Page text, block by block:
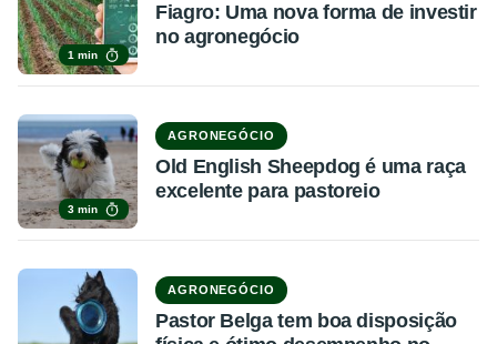
1 min
Fiagro: Uma nova forma de investir
no agronegócio
3 min
AGRONEGÓCIO
Old English Sheepdog é uma raça
excelente para pastoreio
AGRONEGÓCIO
Pastor Belga tem boa disposição